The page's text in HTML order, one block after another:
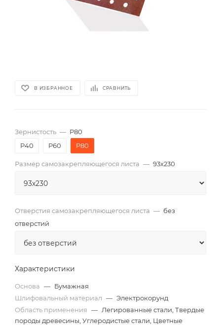
В ИЗБРАННОЕ СРАВНИТЬ
Зернистость — P80
P40
P60 P80
Размер самозакрепляющегося листа — 93х230
Отверстия самозакрепляющегося листа — без
отверстий
Характеристики
Основа — Бумажная
Шлифовальный материал — Электрокорунд
Область применения — Легированные стали, Твердые
породы древесины, Углеродистые стали, Цветные